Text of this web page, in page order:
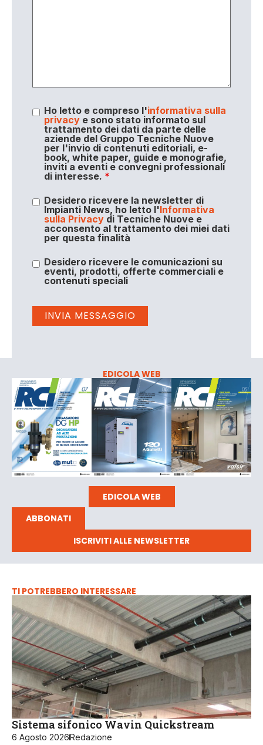
Ho letto e compreso l'informativa sulla
privacye sono stato informato sul
trattamento dei dati da parte delle
aziende del Gruppo Tecniche Nuove
per l'invio di contenuti editoriali, e-
book, white paper, guide e monografie,
inviti a eventi e convegni professionali
di interesse. *
Desidero ricevere la newsletter di
Impianti News, ho letto l'Informativa
sulla Privacydi Tecniche Nuove e
acconsento al trattamento dei miei dati
per questa finalità
Desidero ricevere le comunicazioni su
eventi, prodotti, offerte commerciali e
contenuti speciali
EDICOLA WEB
EDICOLA WEB
ABBONATI
ISCRIVITI ALLE NEWSLETTER
TI POTREBBERO INTERESSARE
Sistema sifonico Wavin Quickstream
6 Agosto 2026Redazione